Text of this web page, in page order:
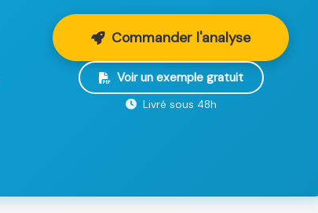
Commander l'analyse
Voir un exemple gratuit
Livré sous 48h